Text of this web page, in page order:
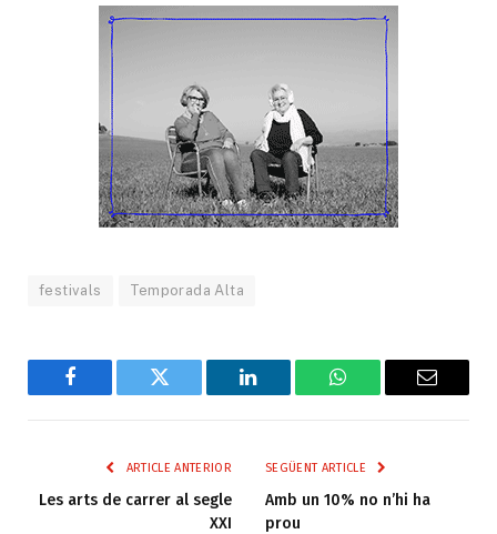
festivals Temporada Alta
Facebook Twitter LinkedIn WhatsAppEmail
ARTICLE ANTERIOR
Les arts de carrer al segle
XXI
SEGÜENT ARTICLE
Amb un 10% no n’hi ha
prou